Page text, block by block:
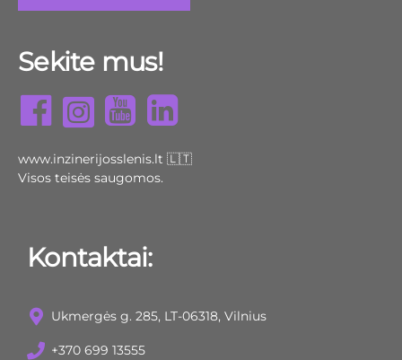
Sekite mus!
www.inzinerijosslenis.lt 🇱🇹
Visos teisės saugomos.
Kontaktai:
Ukmergės g. 285, LT-06318, Vilnius
+370 699 13555